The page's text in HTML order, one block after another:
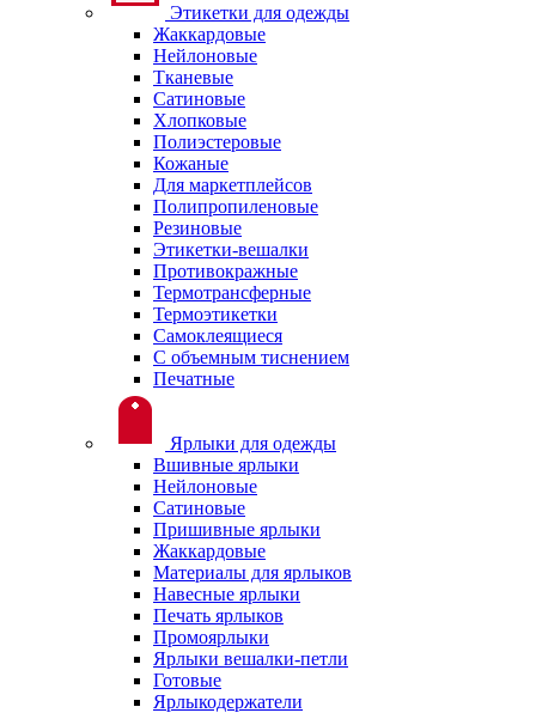
Этикетки для одежды
Жаккардовые
Нейлоновые
Тканевые
Сатиновые
Хлопковые
Полиэстеровые
Кожаные
Для маркетплейсов
Полипропиленовые
Резиновые
Этикетки-вешалки
Противокражные
Термотрансферные
Термоэтикетки
Самоклеящиеся
С объемным тиснением
Печатные
Ярлыки для одежды
Вшивные ярлыки
Нейлоновые
Сатиновые
Пришивные ярлыки
Жаккардовые
Материалы для ярлыков
Навесные ярлыки
Печать ярлыков
Промоярлыки
Ярлыки вешалки-петли
Готовые
Ярлыкодержатели